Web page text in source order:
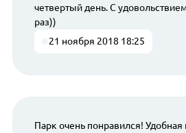
четвертый день. С
раз))
21 ноября 2018 18:25
Парк очень понравился! Удобная